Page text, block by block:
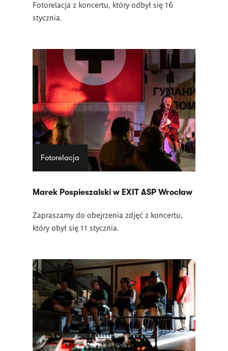
Fotorelacja z koncertu, który odbył się 16
stycznia.
Fotorelacja
Marek Pospieszalski w EXIT ASP Wrocław
Zapraszamy do obejrzenia zdjęć z koncertu,
który obył się 11 stycznia.